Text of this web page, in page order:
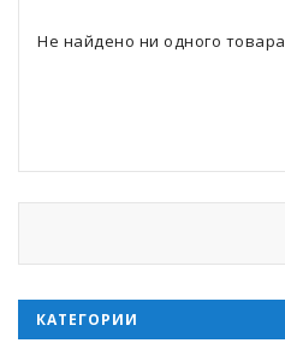
Не найдено ни одного товара
КАТЕГОРИИ